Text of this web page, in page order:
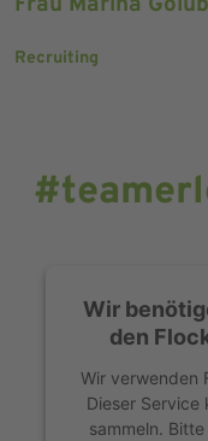
Recruiting
Wir
den
Wir verwenden
Dieser Service
sammeln.